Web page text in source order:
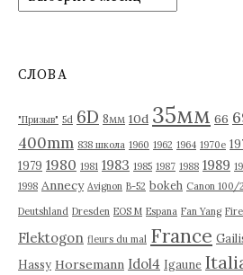
р
в
СЛОВА
"Призыв" 5d 6D 8мм 10d 35мм 66
400mm 838 школа 1960 1962 1964 1970е
1979 1980 1981 1983 1985 1987 1988 1989
1998 Annecy Avignon B-52 bokeh Canon 100/
Deutshland Dresden EOS M Espana Fan Yang
Flektogon fleurs du mal France
Hassy Horsemann Idol4 Igaune